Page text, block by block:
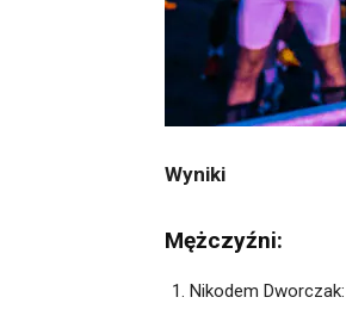
Wyniki
Mężczyźni:
Nikodem